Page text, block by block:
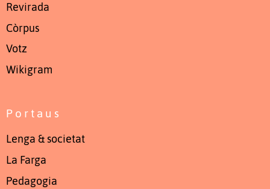
Revirada
Còrpus
Votz
Wikigram
Portaus
Lenga & societat
La Farga
Pedagogia